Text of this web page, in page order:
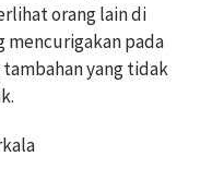
orang lain di
mencurigakan pada
yang tidak